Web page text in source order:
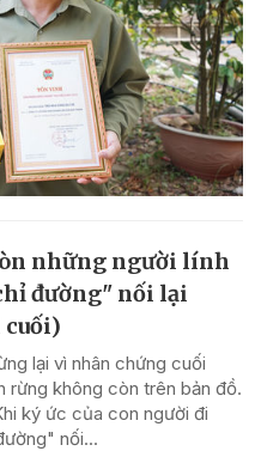
những người lính
đường" nối lại
cuối)
lại vì nhân chứng cuối
rừng không còn trên bản đồ.
ký ức của con người đi
nối...